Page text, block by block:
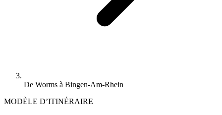
De Worms à Bingen-Am-Rhein
MODÈLE D’ITINÉRAIRE